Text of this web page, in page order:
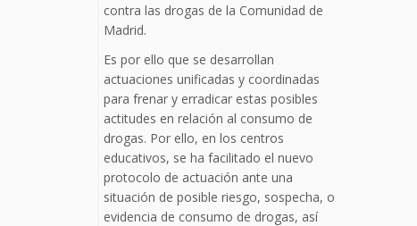
contra las drogas de la Comunidad de
Madrid.
Es por ello que se desarrollan
actuaciones unificadas y coordinadas
para frenar y erradicar estas posibles
actitudes en relación al consumo de
drogas. Por ello, en los centros
educativos, se ha facilitado el nuevo
protocolo de actuación ante una
situación de posible riesgo, sospecha, o
evidencia de consumo de drogas, así